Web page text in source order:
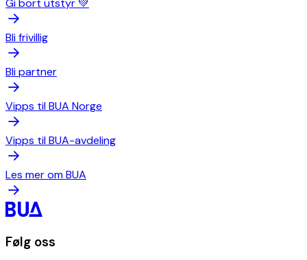
Gi bort utstyr 💚
Bli frivillig
Bli partner
Vipps til BUA Norge
Vipps til BUA-avdeling
Les mer om BUA
Følg oss